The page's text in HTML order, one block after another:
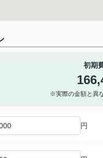
初期
※実際の金額と異
円